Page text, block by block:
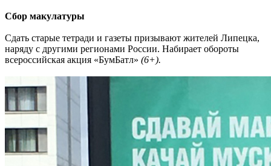
Сбор макулатуры
Сдать старые тетради и газеты призывают жителей Липецка,
наряду с другими регионами России. Набирает обороты
всероссийская акция «БумБатл» (6+).